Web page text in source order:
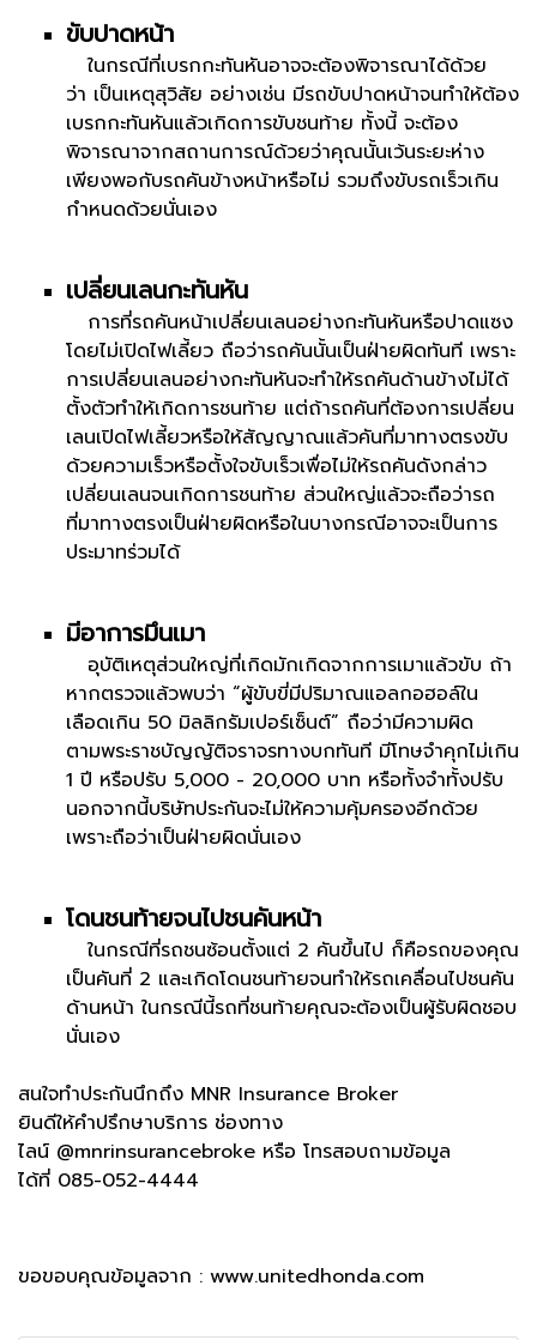
ขับปาดหน้า
ในกรณีที่เบรกกะทันหันอาจจะต้องพิจารณาได้ด้วย
ว่า เป็นเหตุสุวิสัย อย่างเช่น มีรถขับปาดหน้าจนทำให้ต้อง
เบรกกะทันหันแล้วเกิดการขับชนท้าย ทั้งนี้ จะต้อง
พิจารณาจากสถานการณ์ด้วยว่าคุณนั้นเว้นระยะห่าง
เพียงพอกับรถคันข้างหน้าหรือไม่ รวมถึงขับรถเร็วเกิน
กำหนดด้วยนั่นเอง
เปลี่ยนเลนกะทันหัน
การที่รถคันหน้าเปลี่ยนเลนอย่างกะทันหันหรือปาดแซง
โดยไม่เปิดไฟเลี้ยว ถือว่ารถคันนั้นเป็นฝ่ายผิดทันที เพราะ
การเปลี่ยนเลนอย่างกะทันหันจะทำให้รถคันด้านข้างไม่ได้
ตั้งตัวทำให้เกิดการชนท้าย แต่ถ้ารถคันที่ต้องการเปลี่ยน
เลนเปิดไฟเลี้ยวหรือให้สัญญาณแล้วคันที่มาทางตรงขับ
ด้วยความเร็วหรือตั้งใจขับเร็วเพื่อไม่ให้รถคันดังกล่าว
เปลี่ยนเลนจนเกิดการชนท้าย ส่วนใหญ่แล้วจะถือว่ารถ
ที่มาทางตรงเป็นฝ่ายผิดหรือในบางกรณีอาจจะเป็นการ
ประมาทร่วมได้
มีอาการมึนเมา
อุบัติเหตุส่วนใหญ่ที่เกิดมักเกิดจากการเมาแล้วขับ ถ้า
หากตรวจแล้วพบว่า “ผู้ขับขี่มีปริมาณแอลกอฮอล์ใน
เลือดเกิน 50 มิลลิกรัมเปอร์เซ็นต์” ถือว่ามีความผิด
ตามพระราชบัญญัติจราจรทางบกทันที มีโทษจำคุกไม่เกิน
1 ปี หรือปรับ 5,000 - 20,000 บาท หรือทั้งจำทั้งปรับ
นอกจากนี้บริษัทประกันจะไม่ให้ความคุ้มครองอีกด้วย
เพราะถือว่าเป็นฝ่ายผิดนั่นเอง
โดนชนท้ายจนไปชนคันหน้า
ในกรณีที่รถชนซ้อนตั้งแต่ 2 คันขึ้นไป ก็คือรถของคุณ
เป็นคันที่ 2 และเกิดโดนชนท้ายจนทำให้รถเคลื่อนไปชนคัน
ด้านหน้า ในกรณีนี้รถที่ชนท้ายคุณจะต้องเป็นผู้รับผิดชอบ
นั่นเอง
สนใจทำประกันนึกถึง MNR Insurance Broker
ยินดีให้คำปรึกษาบริการ ช่องทาง
ไลน์ @mnrinsurancebroke หรือ โทรสอบถามข้อมูล
ได้ที่ 085-052-4444
ขอขอบคุณข้อมูลจาก : www.unitedhonda.com